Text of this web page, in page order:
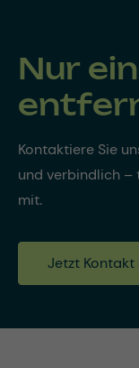
Nur
Kontaktiere Sie
und verbindlich –
mit.
Jetzt Kontakt